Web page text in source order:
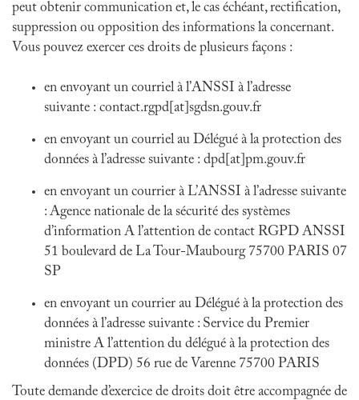
peut obtenir communication et, le cas échéant, rectification,
suppression ou opposition des informations la concernant.
Vous pouvez exercer ces droits de plusieurs façons :
en envoyant un courriel à l’ANSSI à l’adresse
suivante : contact.rgpd[at]sgdsn.gouv.fr
en envoyant un courriel au Délégué à la protection des
données à l’adresse suivante : dpd[at]pm.gouv.fr
en envoyant un courrier à L’ANSSI à l’adresse suivante
: Agence nationale de la sécurité des systèmes
d’information A l’attention de contact RGPD ANSSI
51 boulevard de La Tour-Maubourg 75700 PARIS 07
SP
en envoyant un courrier au Délégué à la protection des
données à l’adresse suivante : Service du Premier
ministre A l’attention du délégué à la protection des
données (DPD) 56 rue de Varenne 75700 PARIS
Toute demande d’exercice de droits doit être accompagnée de